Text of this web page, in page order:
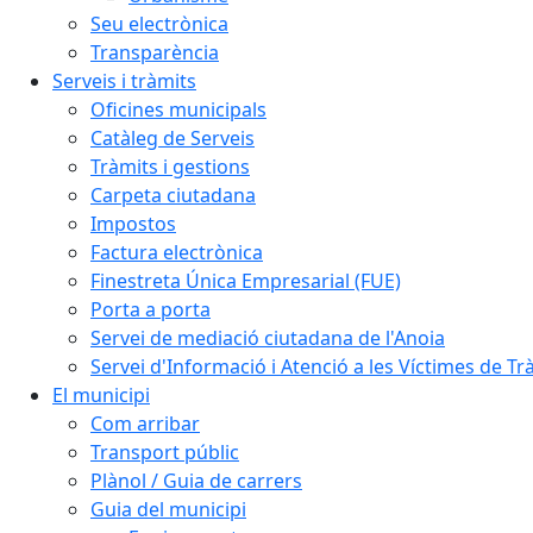
Seu electrònica
Transparència
Serveis i tràmits
Oficines municipals
Catàleg de Serveis
Tràmits i gestions
Carpeta ciutadana
Impostos
Factura electrònica
Finestreta Única Empresarial (FUE)
Porta a porta
Servei de mediació ciutadana de l'Anoia
Servei d'Informació i Atenció a les Víctimes de
El municipi
Com arribar
Transport públic
Plànol / Guia de carrers
Guia del municipi